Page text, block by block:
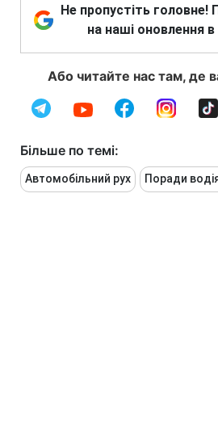
Не пропустіть головне!
на наші оновлення
Або читайте нас там, де
Більше по темі:
Автомобільний рух Поради